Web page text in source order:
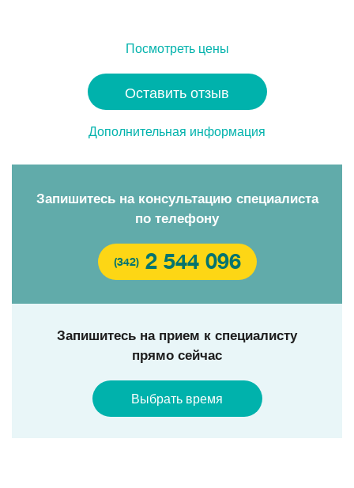
Посмотреть цены
Оставить отзыв
Дополнительная информация
Запишитесь на консультацию специалиста
по телефону
(342) 2 544 096
Запишитесь на прием к специалисту
прямо сейчас
Выбрать время